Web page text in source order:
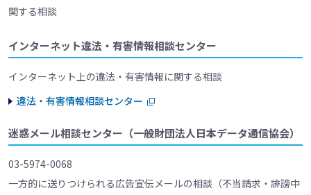
関する相談
インターネット違法・有害情報相談センター
インターネット上の違法・有害情報に関する相談
違法・有害情報相談センター
迷惑メール相談センター（一般財団法人日本データ通信協会）
03-5974-0068
一方的に送りつけられる広告宣伝メールの相談（不当請求・誹謗中